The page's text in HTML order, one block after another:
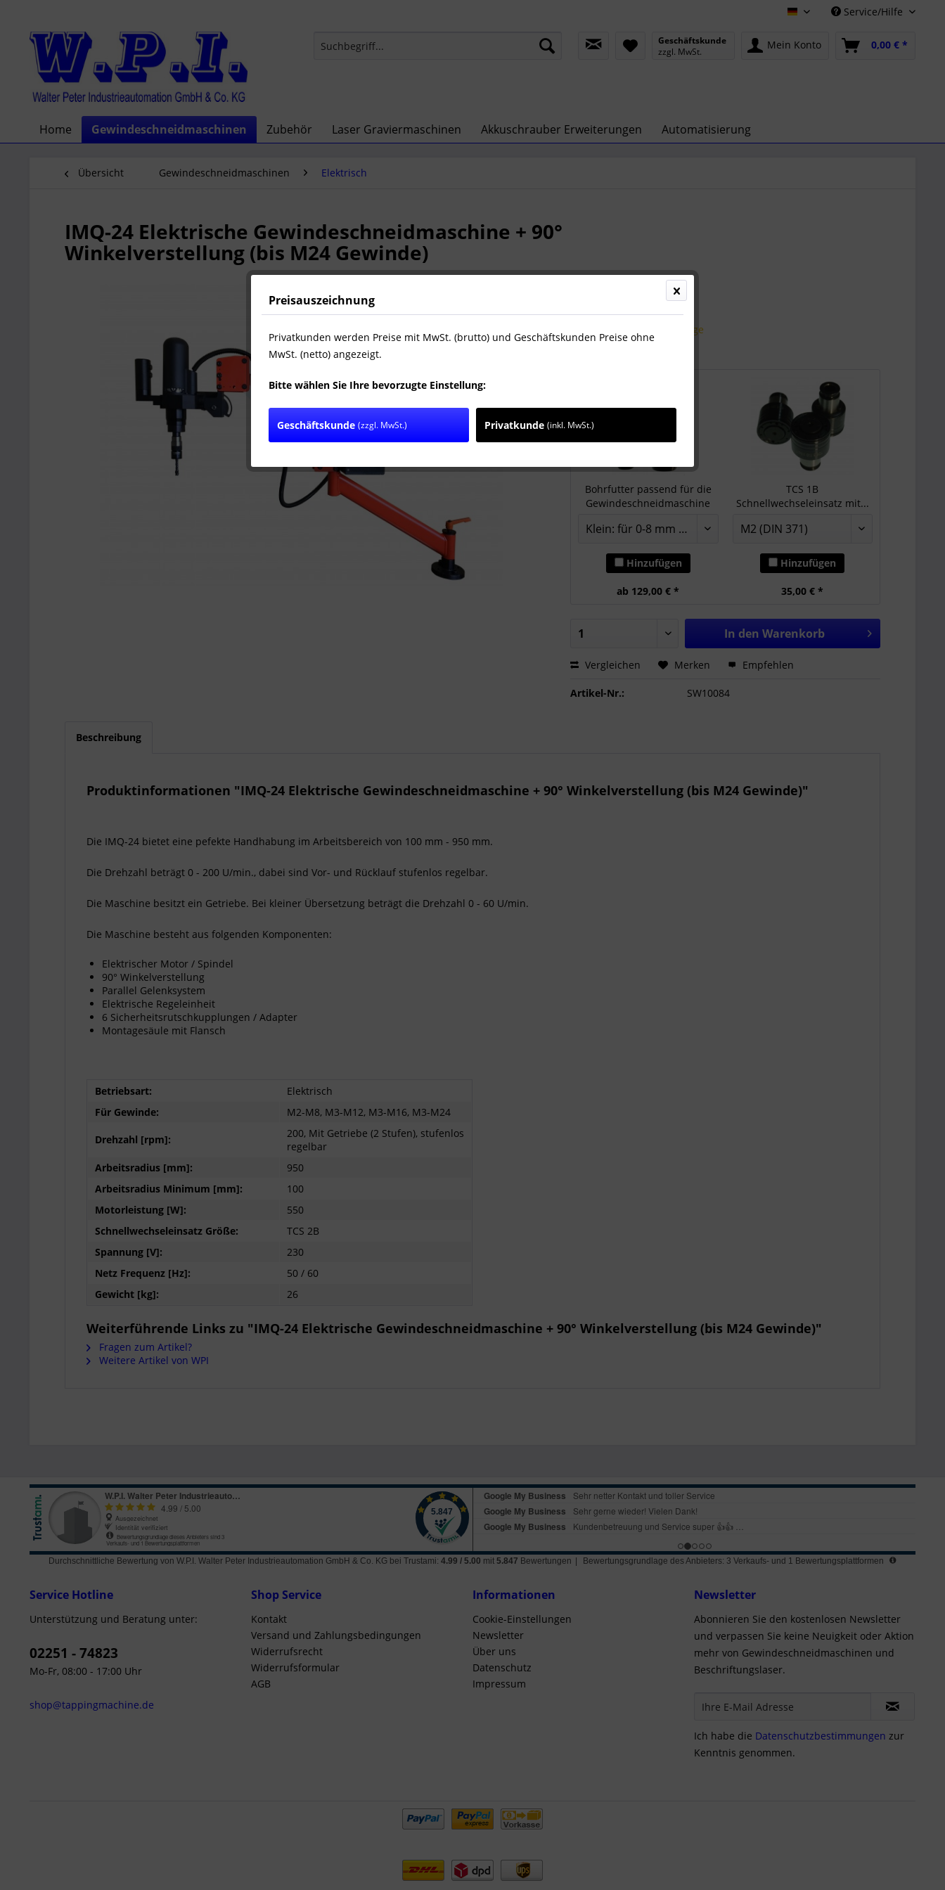
Deutsch Service/Hilfe
Geschäftskunde
zzgl. MwSt.
Mein Konto 0,00 € *
Home Gewindeschneidmaschinen Zubehör Laser Graviermaschinen Akkuschrauber Erweiterungen Automatisierung
Übersicht Gewindeschneidmaschinen Elektrisch
IMQ-24 Elektrische Gewindeschneidmaschine + 90°
Winkelverstellung (bis M24 Gewinde)
4.550,00 € *
zzgl. MwSt.zzgl. Versandkosten
Lieferzeit ca. 10 Werktage
Bohrfutter passend für die
Gewindeschneidmaschine
Hinzufügen
ab 129,00 € *
TCS 1B
Schnellwechseleinsatz mit...
Hinzufügen
35,00 € *
In den Warenkorb
Vergleichen Merken Empfehlen
Artikel-Nr.: SW10084
Beschreibung
Produktinformationen "IMQ-24 Elektrische Gewindeschneidmaschine + 90° Winkelverstellung (bis M24 Gewinde)"
Die IMQ-24 bietet eine pefekte Handhabung im Arbeitsbereich von 100 mm - 950 mm.
Die Drehzahl beträgt 0 - 200 U/min., dabei sind Vor- und Rücklauf stufenlos regelbar.
Die Maschine besitzt ein Getriebe. Bei kleiner Übersetzung beträgt die Drehzahl 0 - 60 U/min.
Die Maschine besteht aus folgenden Komponenten:
Elektrischer Motor / Spindel
90° Winkelverstellung
Parallel Gelenksystem
Elektrische Regeleinheit
6 Sicherheitsrutschkupplungen / Adapter
Montagesäule mit Flansch
Betriebsart:
Elektrisch
Für Gewinde:
M2-M8, M3-M12, M3-M16, M3-M24
Drehzahl [rpm]:
200, Mit Getriebe (2 Stufen), stufenlos
regelbar
Arbeitsradius [mm]:
950
Arbeitsradius Minimum [mm]:
100
Motorleistung [W]:
550
Schnellwechseleinsatz Größe:
TCS 2B
Spannung [V]:
230
Netz Frequenz [Hz]:
50 / 60
Gewicht [kg]:
26
Weiterführende Links zu "IMQ-24 Elektrische Gewindeschneidmaschine + 90° Winkelverstellung (bis M24 Gewinde)"
Fragen zum Artikel?
Weitere Artikel von WPI
Durchschnittliche Bewertung von W.P.I. Walter Peter Industrieautomation GmbH & Co. KG bei Trustami: 4.99 / 5.00 mit 5.847 Bewertungen Bewertungsgrundlage des Anbieters: 3 Verkaufs- und 1 Bewertungsplattformen
Service Hotline
Unterstützung und Beratung unter:
02251 - 74823
Mo-Fr, 08:00 - 17:00 Uhr
shop@tappingmachine.de
Shop Service
Kontakt
Versand und Zahlungsbedingungen
Widerrufsrecht
Widerrufsformular
AGB
Informationen
Cookie-Einstellungen
Newsletter
Über uns
Datenschutz
Impressum
Newsletter
Abonnieren Sie den kostenlosen Newsletter
und verpassen Sie keine Neuigkeit oder Aktion
mehr von Gewindeschneidmaschinen und
Beschriftungslaser.
Ich habe die Datenschutzbestimmungen zur
Kenntnis genommen.
Preisauszeichnung
Privatkunden werden Preise mit MwSt. (brutto) und Geschäftskunden Preise ohne
MwSt. (netto) angezeigt.
Bitte wählen Sie Ihre bevorzugte Einstellung:
Geschäftskunde (zzgl. MwSt.) Privatkunde (inkl. MwSt.)